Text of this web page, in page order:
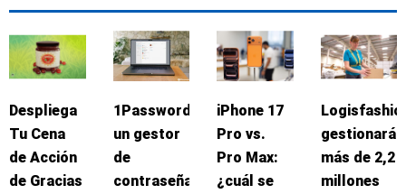
Despliega
Tu Cena
de Acción
de Gracias
1Password:
un gestor
de
contraseñas
iPhone 17
Pro vs.
Pro Max:
¿cuál se
gestionará
más de 2,2
millones